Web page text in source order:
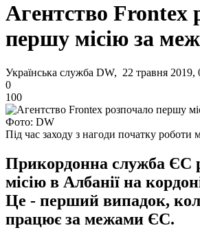
Агентство Frontex
першу місію за
Українська служба DW, 22 травня 2019,
0
100
Фото: DW
Під час заходу з нагоди початку роботи
Прикордонна служба ЄС
місію в Албанії на
Це - перший випадок,
працює за межами ЄС.